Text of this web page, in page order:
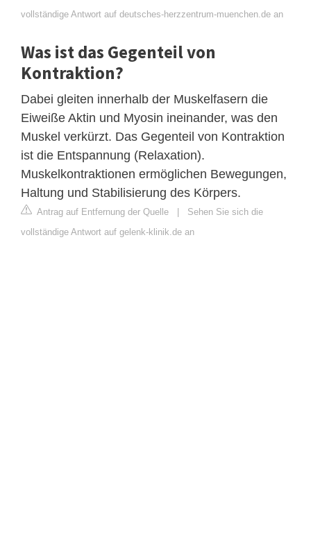
vollständige Antwort auf deutsches-herzzentrum-muenchen.de an
Was ist das Gegenteil von
Kontraktion?
Dabei gleiten innerhalb der Muskelfasern die
Eiweiße Aktin und Myosin ineinander, was den
Muskel verkürzt. Das Gegenteil von Kontraktion
ist die Entspannung (Relaxation).
Muskelkontraktionen ermöglichen Bewegungen,
Haltung und Stabilisierung des Körpers.
Antrag auf Entfernung der Quelle | Sehen Sie sich die
vollständige Antwort auf gelenk-klinik.de an